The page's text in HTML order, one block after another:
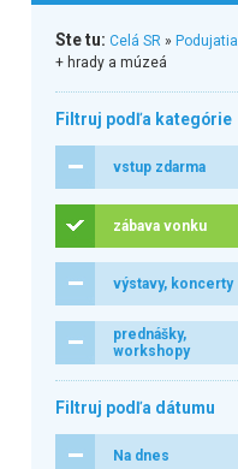
Ste tu: Celá SR» Podujatia
+ hrady a múzeá
Filtruj podľa kategórie
vstup zdarma
zábava vonku
výstavy, koncerty
prednášky,
workshopy
Filtruj podľa dátumu
Na dnes